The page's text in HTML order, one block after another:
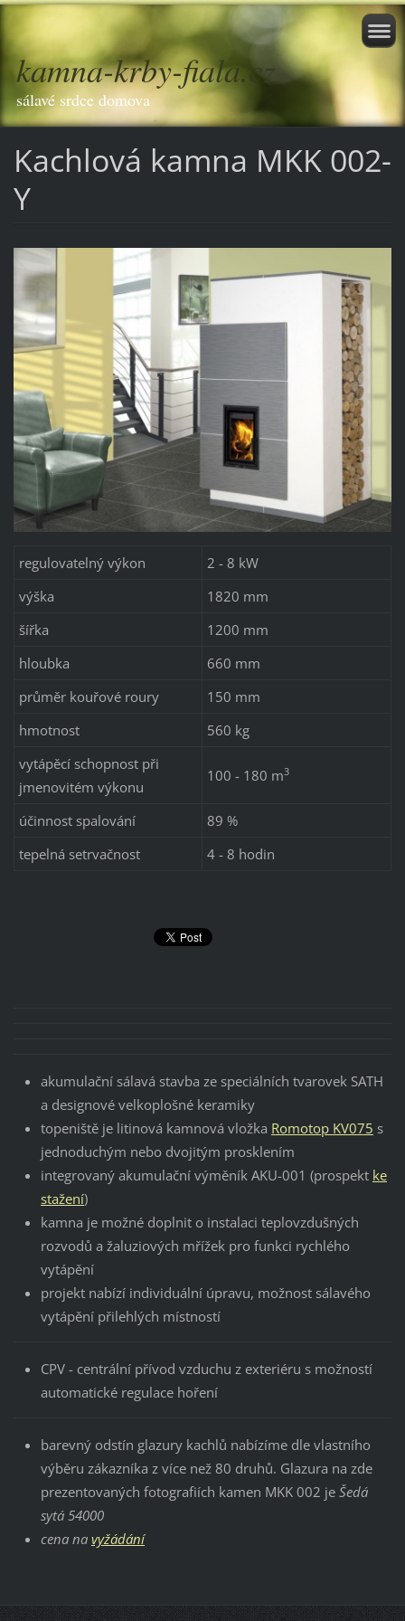
kamna-krby-fiala.cz
sálavé srdce domova
Kachlová kamna MKK 002-
Y
regulovatelný výkon
2 - 8 kW
výška
1820 mm
šířka
1200 mm
hloubka
660 mm
průměr kouřové roury
150 mm
hmotnost
560 kg
vytápěcí schopnost při
jmenovitém výkonu
100 - 180 m3
účinnost spalování
89 %
tepelná setrvačnost
4 - 8 hodin
akumulační sálavá stavba ze speciálních tvarovek SATH
a designové velkoplošné keramiky
topeniště je litinová kamnová vložka Romotop KV075 s
jednoduchým nebo dvojitým prosklením
integrovaný akumulační výměník AKU-001 (prospekt ke
stažení)
kamna je možné doplnit o instalaci teplovzdušných
rozvodů a žaluziových mřížek pro funkci rychlého
vytápění
projekt nabízí individuální úpravu, možnost sálavého
vytápění přilehlých místností
CPV - centrální přívod vzduchu z exteriéru s možností
automatické regulace hoření
barevný odstín glazury kachlů nabízíme dle vlastního
výběru zákazníka z více než 80 druhů. Glazura na zde
prezentovaných fotografiích kamen MKK 002 je Šedá
sytá 54000
cena na vyžádání